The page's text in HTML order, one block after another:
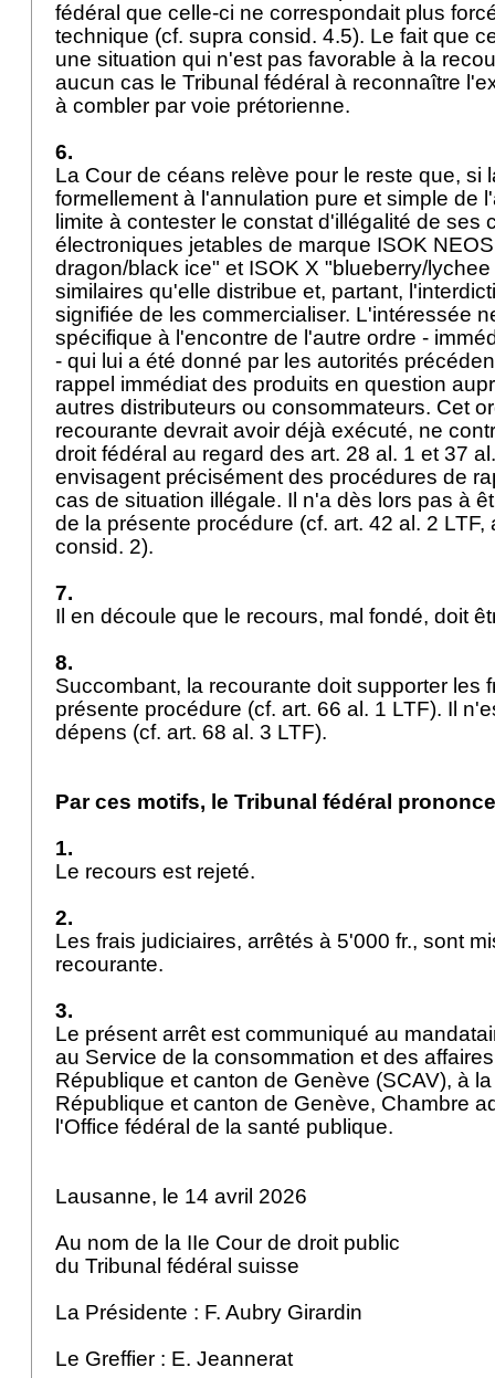
fédéral que celle-ci ne correspondait plus
technique (cf. supra consid. 4.5). Le fait que
une situation qui n'est pas favorable à la
aucun cas le Tribunal fédéral à reconnaître
à combler par voie prétorienne.
6.
La Cour de céans relève pour le reste que, si
formellement à l'annulation pure et simple de
limite à contester le constat d'illégalité de ses
électroniques jetables de marque ISOK
dragon/black ice" et ISOK X "blueberry/
similaires qu'elle distribue et, partant,
signifiée de les commercialiser. L'intéressée
spécifique à l'encontre de l'autre ordre -
- qui lui a été donné par les autorités
rappel immédiat des produits en question
autres distributeurs ou consommateurs. Cet
recourante devrait avoir déjà exécuté, ne
droit fédéral au regard des art. 28 al. 1 et 37
envisagent précisément des procédures de
cas de situation illégale. Il n'a dès lors pas à
de la présente procédure (cf. art. 42 al. 2 LTF,
consid. 2).
7.
Il en découle que le recours, mal fondé, doit
8.
Succombant, la recourante doit supporter les
présente procédure (cf. art. 66 al. 1 LTF). Il
dépens (cf. art. 68 al. 3 LTF).
Par ces motifs, le Tribunal fédéral
1.
Le recours est rejeté.
2.
Les frais judiciaires, arrêtés à 5'000 fr., sont
recourante.
3.
Le présent arrêt est communiqué au
au Service de la consommation et des
République et canton de Genève (SCAV), à
République et canton de Genève, Chambre
l'Office fédéral de la santé publique.
Lausanne, le 14 avril 2026
Au nom de la IIe Cour de droit public
du Tribunal fédéral suisse
La Présidente : F. Aubry Girardin
Le Greffier : E. Jeannerat